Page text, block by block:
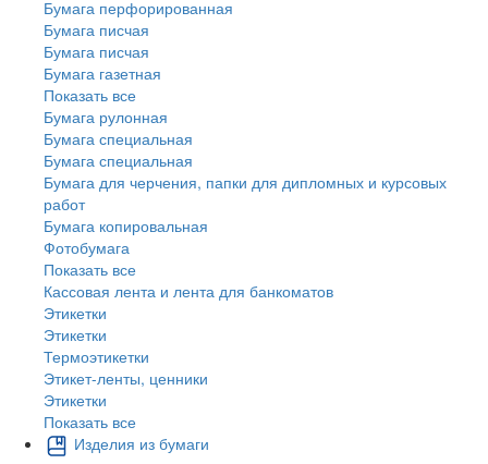
Бумага перфорированная
Бумага писчая
Бумага писчая
Бумага газетная
Показать все
Бумага рулонная
Бумага специальная
Бумага специальная
Бумага для черчения, папки для дипломных и курсовых
работ
Бумага копировальная
Фотобумага
Показать все
Кассовая лента и лента для банкоматов
Этикетки
Этикетки
Термоэтикетки
Этикет-ленты, ценники
Этикетки
Показать все
Изделия из бумаги